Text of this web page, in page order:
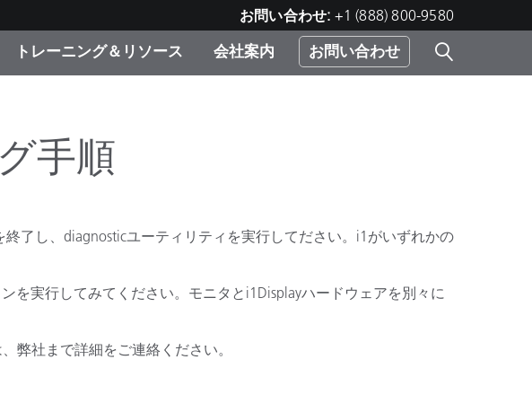
お問い合わせ: +1 (888) 800-9580
ペーン
ション
け製品パッケージ
イエンス
トレーニング＆リソース 会社案内 お問い合わせ
手順
了し、diagnosticユーティリティを実行してださい。i1がいずれかの
を実行してみてください。モニタとi1Displayハードウェアを別々に
弊社まで詳細をご連絡ください。